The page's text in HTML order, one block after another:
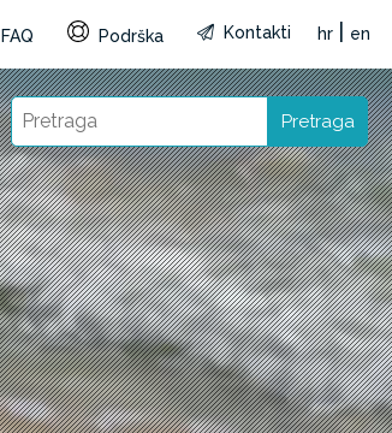
FAQ Podrška Kontakti hr en
Pretraga